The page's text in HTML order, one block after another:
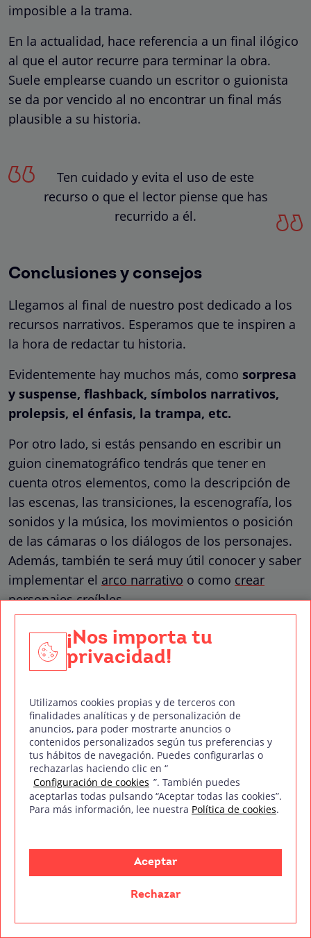
imposible a la trama.
En la actualidad, hace referencia a un final ilógico
al que el autor recurre para terminar la obra.
Suele emplearse cuando un escritor o guionista
se da por vencido al no encontrar un final más
plausible a su historia.
Ten cuidado y evita el uso de este
recurso o que el lector piense que has
recurrido a él.
Conclusiones y consejos
Llegamos al final de nuestro post dedicado a los
recursos narrativos. Esperamos que te inspiren a
la hora de redactar tu historia.
Evidentemente hay muchos más, como sorpresa
y suspense, flashback, símbolos narrativos,
prolepsis, el énfasis, la trampa, etc.
Por otro lado, si estás pensando en escribir un
guion cinematográfico tendrás que tener en
cuenta otros elementos, como la descripción de
las escenas, las transiciones, la escenografía, los
sonidos y la música, los movimientos o posición
de las cámaras o los diálogos de los personajes.
Además, también te será muy útil conocer y saber
implementar el arco narrativo o como crear
personajes creíbles.
Si quieres saber más sobre la estructura de un
guion cinematográfico te recomendamos la
lectura deLa estructura de un guion
Para finalizar, solo nos queda recomendarte que
comiences tu aventura como escritor de guiones
con una buena formación.Treintaycinco mm
dispone de un completoCurso de Guion
Audiovisualque te ayudará a escribir
correctamente tus historias y a convertirte en
¡Consigue gratis nuestro índice del
¡Nos importa tu
privacidad!
Utilizamos cookies propias y de terceros con
finalidades analíticas y de personalización de
anuncios, para poder mostrarte anuncios o
contenidos personalizados según tus preferencias y
tus hábitos de navegación. Puedes configurarlas o
rechazarlas haciendo clic en “
Configuración de cookies ”. También puedes
aceptarlas todas pulsando “Aceptar todas las cookies”.
Para más información, lee nuestra Política de cookies.
Aceptar
Rechazar